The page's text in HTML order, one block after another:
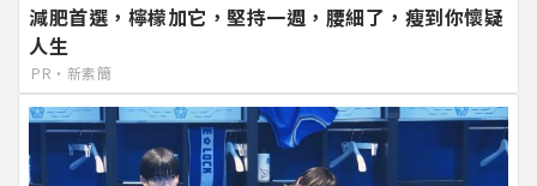
減肥首選，檸檬加它，堅持一週，腰細了，瘦到你懷疑
人生
PR・新素簡